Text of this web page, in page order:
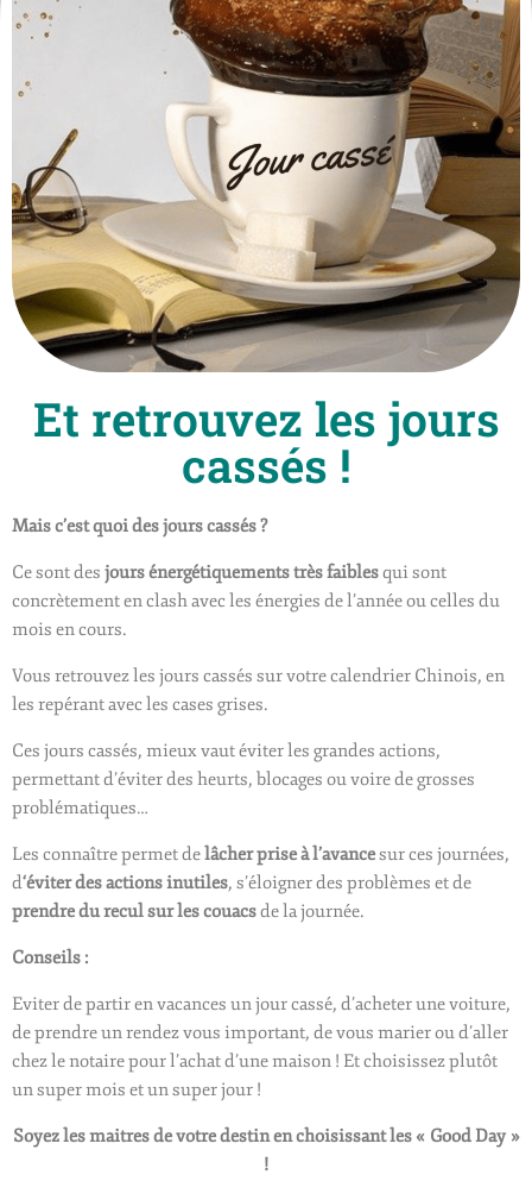
Et retrouvez les jours
cassés !
Mais c’est quoi des jours cassés ?
Ce sont des jours énergétiquements très faiblesqui sont
concrètement en clash avec les énergies de l’année ou celles du
mois en cours.
Vous retrouvez les jours cassés sur votre calendrier Chinois, en
les repérant avec les cases grises.
Ces jours cassés, mieux vaut éviter les grandes actions,
permettant d’éviter des heurts, blocages ou voire de grosses
problématiques…
Les connaître permet delâcher prise à l’avancesur ces journées,
d‘éviter des actions inutiles, s’éloigner des problèmes et de
prendre du recul sur les couacsde la journée.
Conseils :
Eviter de partir en vacances un jour cassé, d’acheter une voiture,
de prendre un rendez vous important, de vous marier ou d’aller
chez le notaire pour l’achat d’une maison ! Et choisissez plutôt
un super mois et un super jour !
Soyez les maitres de votre destin en choisissant les « Good Day »
!